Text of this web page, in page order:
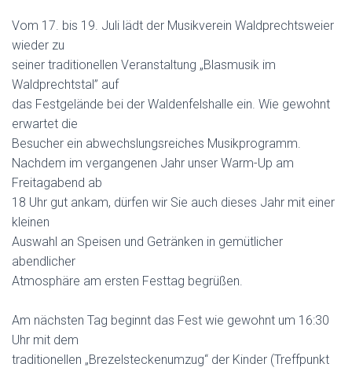
Vom 17. bis 19. Juli lädt der Musikverein Waldprechtsweier
wieder zu
seiner traditionellen Veranstaltung „Blasmusik im
Waldprechtstal” auf
das Festgelände bei der Waldenfelshalle ein. Wie gewohnt
erwartet die
Besucher ein abwechslungsreiches Musikprogramm.
Nachdem im vergangenen Jahr unser Warm-Up am
Freitagabend ab
18 Uhr gut ankam, dürfen wir Sie auch dieses Jahr mit einer
kleinen
Auswahl an Speisen und Getränken in gemütlicher
abendlicher
Atmosphäre am ersten Festtag begrüßen.
Am nächsten Tag beginnt das Fest wie gewohnt um 16:30
Uhr mit dem
traditionellen „Brezelsteckenumzug“ der Kinder (Treffpunkt